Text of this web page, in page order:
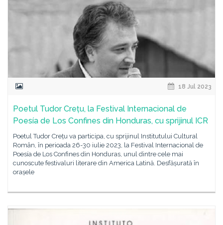
18 Jul 2023
Poetul Tudor Crețu, la Festival Internacional de
Poesía de Los Confines din Honduras, cu sprijinul ICR
Poetul Tudor Crețu va participa, cu sprijinul Institutului Cultural
Român, în perioada 26-30 iulie 2023, la Festival Internacional de
Poesía de Los Confines din Honduras, unul dintre cele mai
cunoscute festivaluri literare din America Latină. Desfășurată în
orașele